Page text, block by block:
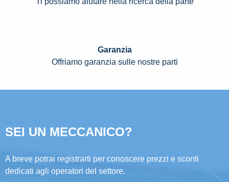
Garanzia
Offriamo garanzia sulle nostre parti
SEI UN MECCANICO?
A breve potrai registrarti per conoscere prezzi e sconti
dedicati agli operatori del settore.